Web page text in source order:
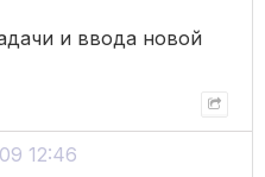
и ввода новой
12:46